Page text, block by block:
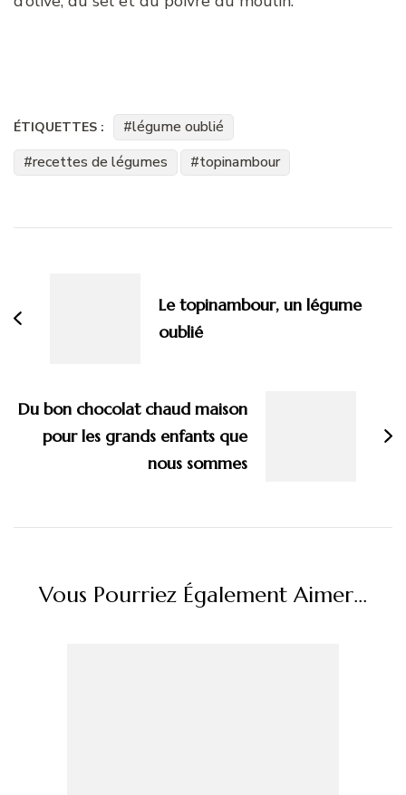
ÉTIQUETTES :
légume oublié
recettes de légumes
topinambour
Le topinambour, un légume
oublié
Du bon chocolat chaud maison
pour les grands enfants que
nous sommes
Vous Pourriez Également Aimer...